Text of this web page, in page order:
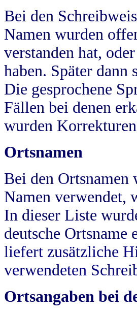
Bei den
Namen wurden
verstanden hat,
haben. Später
Die gesprochene
Fällen bei denen
wurden
Ortsnamen
Bei den Ortsnamen
Namen verwendet,
In dieser Liste
deutsche Ortsname
liefert zusätzliche
verwendeten
Ortsangaben bei